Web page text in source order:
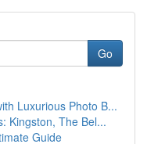
Go
Luxurious Photo B...
Kingston, The Bel...
Guide